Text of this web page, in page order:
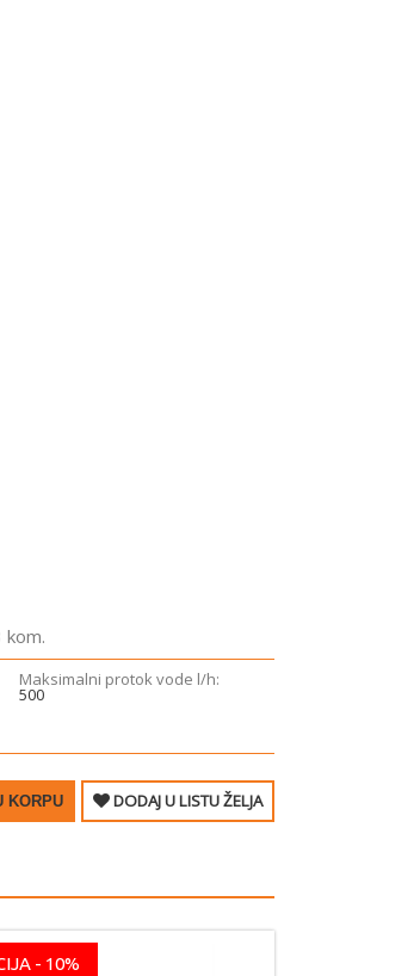
kom.
Maksimalni protok vode ­l/h:
500
KORPU DODAJ U LISTU ŽELJA
- 10%